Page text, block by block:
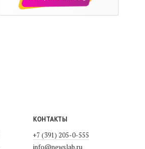
КОНТАКТЫ
+7 (391) 205-0-555
info@newslab.ru